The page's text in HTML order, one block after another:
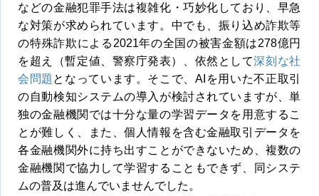
などの金融犯罪手法は複雑化・巧妙化しており、早急
な対策が求められています。中でも、振り込め詐欺等
の特殊詐欺による2021年の全国の被害金額は278億円
を超え（暫定値、警察庁発表）、依然として深刻な社
会問題 となっています。そこで、AIを用いた不正取引
の自動検知システムの導入が検討されていますが、単
独の金融機関では十分な量の学習データを用意するこ
とが難しく、また、個人情報を含む金融取引データを
各金融機関外に持ち出すことができないため、複数の
金融機関で協力して学習することもできず、同システ
ムの普及は進んでいませんでした。